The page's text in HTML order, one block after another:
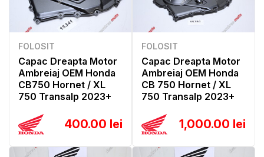
FOLOSIT
Capac Dreapta Motor
Ambreiaj OEM Honda
CB750 Hornet / XL
750 Transalp 2023+
400.00 lei
FOLOSIT
Capac Dreapta Motor
Ambreiaj OEM Honda
CB 750 Hornet / XL
750 Transalp 2023+
1,000.00 lei